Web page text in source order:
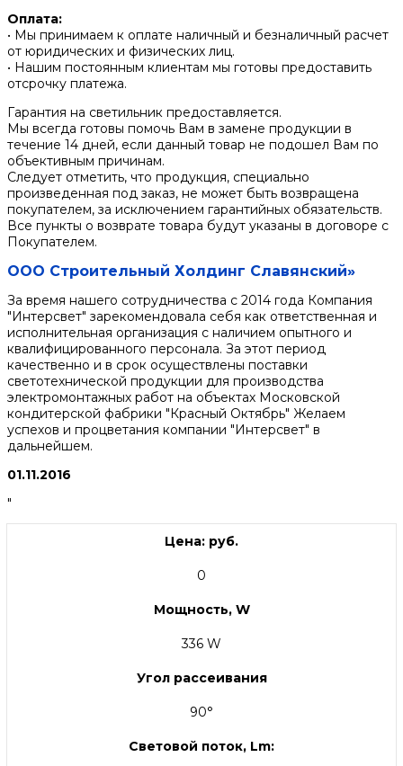
Оплата:
• Мы принимаем к оплате наличный и безналичный расчет
от юридических и физических лиц.
• Нашим постоянным клиентам мы готовы предоставить
отсрочку платежа.
Гарантия на светильник предоставляется.
Мы всегда готовы помочь Вам в замене продукции в
течение 14 дней, если данный товар не подошел Вам по
объективным причинам.
Следует отметить, что продукция, специально
произведенная под заказ, не может быть возвращена
покупателем, за исключением гарантийных обязательств.
Все пункты о возврате товара будут указаны в договоре с
Покупателем.
ООО Строительный Холдинг Славянский»
За время нашего сотрудничества с 2014 года Компания
"Интерсвет" зарекомендовала себя как ответственная и
исполнительная организация с наличием опытного и
квалифицированного персонала. За этот период
качественно и в срок осуществлены поставки
светотехнической продукции для производства
электромонтажных работ на объектах Московской
кондитерской фабрики "Красный Октябрь" Желаем
успехов и процветания компании "Интерсвет" в
дальнейшем.
01.11.2016
"
Цена: руб.
0
Мощность, W
336 W
Угол рассеивания
90°
Световой поток, Lm: